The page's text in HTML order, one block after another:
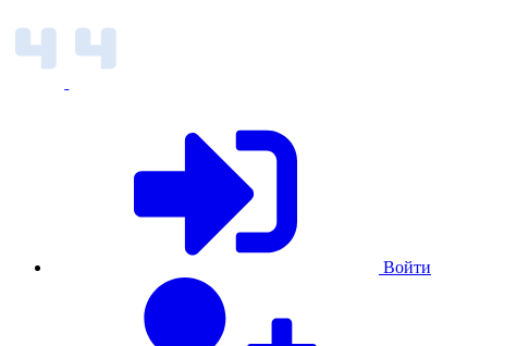
Войти